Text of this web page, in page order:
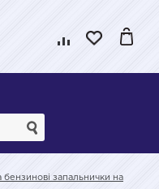
бензинові запальнички на